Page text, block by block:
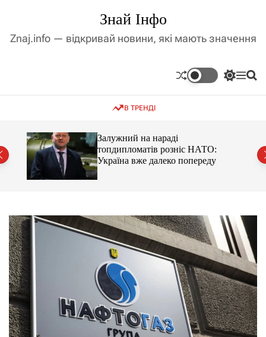
д
і
с
Знай Інфо
Znaj.info — відкривай новини, які мають значення
П
а
ч
о
в
г
о
р
е
ж
и
м
у
М П
В ТРЕНДІ
Залужний на нараді
топдипломатів розніс НАТО:
Україна вже далеко попереду